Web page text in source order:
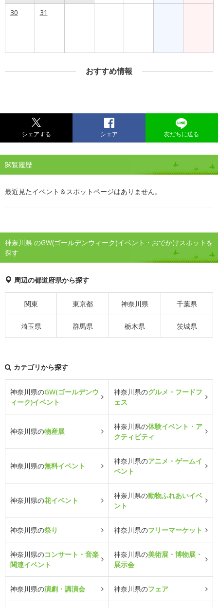
30 31
おすすめ情報
シェアする シェア 友だちに送る
閲覧履歴
最近見たイベント＆スポットページはありません。
神奈川県 のGW(ゴールデンウィーク)イベント・おでかけスポットを
探す
周辺の都道府県から探す
関東 東京都 神奈川県 千葉県
埼玉県 群馬県 栃木県 茨城県
カテゴリから探す
神奈川県のGW(ゴールデンウ
ィーク)イベント
神奈川県のグルメ・フードフ
ェス
神奈川県の物産展
神奈川県の体験イベント・ア
クティビティ
神奈川県の無料イベント
神奈川県のアニメ・ゲームイ
ベント
神奈川県の花イベント
神奈川県の動物ふれあいイベ
ント
神奈川県の祭り 神奈川県のフリーマーケット
神奈川県のコンサート・音楽
関連イベント
神奈川県の美術展・博物展・
展示会
神奈川県の演劇・講演会 神奈川県のフェア